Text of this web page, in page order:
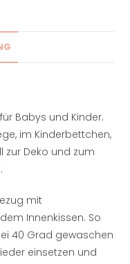
Babys und Kinder.
im Kinderbettchen,
zur Deko und zum
mit
Innenkissen. So
40 Grad gewaschen
einsetzen und